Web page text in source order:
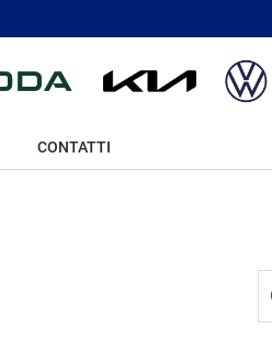
CONTATTI